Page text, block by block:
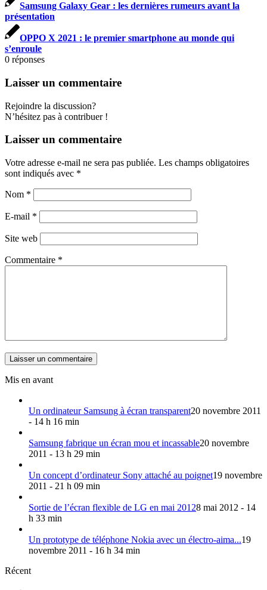
Samsung Galaxy Gear : les dernières rumeurs avant la
présentation
OPPO X 2021 : le premier smartphone au monde qui
s’enroule
0 réponses
Laisser un commentaire
Rejoindre la discussion?
N’hésitez pas à contribuer !
Laisser un commentaire
Votre adresse e-mail ne sera pas publiée. Les champs obligatoires
sont indiqués avec *
Nom *
E-mail *
Site web
Commentaire *
Mis en avant
Un ordinateur Samsung à écran transparent20 novembre 2011
- 14 h 16 min
Samsung fabrique un écran mou et incassable20 novembre
2011 - 13 h 29 min
Un concept d’ordinateur Sony attaché au poignet19 novembre
2011 - 21 h 09 min
Sortie de l’écran flexible de LG en mai 20128 mai 2012 - 14
h 33 min
Un prototype de téléphone Nokia avec un électro-aima...19
novembre 2011 - 16 h 34 min
Récent